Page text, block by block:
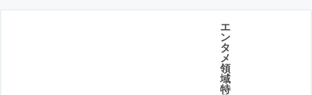
エ
ン
タ
メ
領
域
特